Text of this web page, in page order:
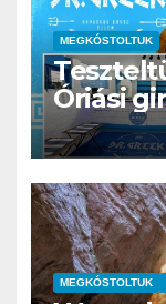
MEGKÓSTOLTUK
Óriási
MEGKÓSTOLTUK